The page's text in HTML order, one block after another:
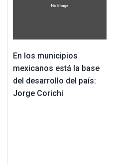
En los municipios
mexicanos está la base
del desarrollo del país:
Jorge Corichi